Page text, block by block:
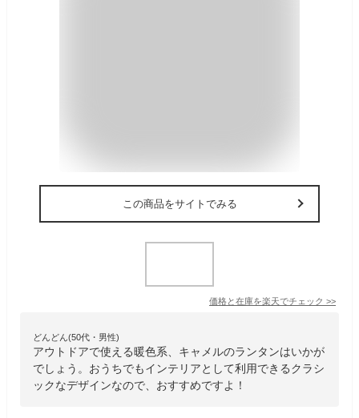
この商品をサイトでみる
価格と在庫を楽天でチェック >>
どんどん(50代・男性)
アウトドアで使える暖色系、キャメルのランタンはいかが
でしょう。おうちでもインテリアとして利用できるクラシ
ックなデザインなので、おすすめですよ！